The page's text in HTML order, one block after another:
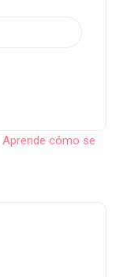
Aprende cómo se